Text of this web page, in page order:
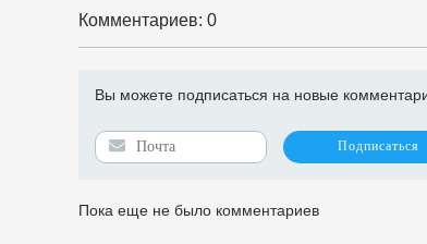
Комментариев: 0
Вы можете подписаться на новые
Пока еще не было комментариев